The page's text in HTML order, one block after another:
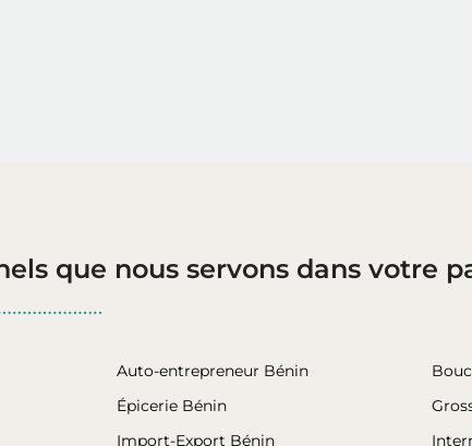
que nous servons dans votre
Auto-entrepreneur Bénin
Épicerie Bénin
Import-Export Bénin